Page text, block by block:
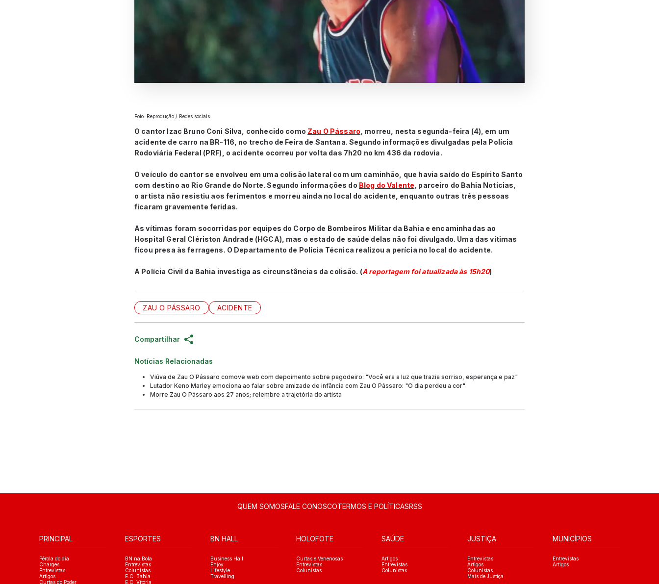
Foto: Reprodução / Redes sociais
O cantor Izac Bruno Coni Silva, conhecido como Zau O Pássaro , morreu, nesta segunda-feira (4), em um
acidente de carro na BR-116, no trecho de Feira de Santana. Segundo informações divulgadas pela Polícia
Rodoviária Federal (PRF), o acidente ocorreu por volta das 7h20 no km 436 da rodovia.
O veículo do cantor se envolveu em uma colisão lateral com um caminhão, que havia saído do Espírito Santo
com destino ao Rio Grande do Norte. Segundo informações do Blog do Valente , parceiro do Bahia Notícias,
o artista não resistiu aos ferimentos e morreu ainda no local do acidente, enquanto outras três pessoas
ficaram gravemente feridas.
As vítimas foram socorridas por equipes do Corpo de Bombeiros Militar da Bahia e encaminhadas ao
Hospital Geral Clériston Andrade (HGCA), mas o estado de saúde delas não foi divulgado. Uma das vítimas
ficou presa às ferragens. O Departamento de Polícia Técnica realizou a perícia no local do acidente.
A Polícia Civil da Bahia investiga as circunstâncias da colisão. (A reportagem foi atualizada às 15h20)
ZAU O PÁSSARO ACIDENTE
Compartilhar
Notícias Relacionadas
Viúva de Zau O Pássaro comove web com depoimento sobre pagodeiro: "Você era a luz que trazia sorriso, esperança e paz"
Lutador Keno Marley emociona ao falar sobre amizade de infância com Zau O Pássaro: "O dia perdeu a cor"
Morre Zau O Pássaro aos 27 anos; relembre a trajetória do artista
QUEM SOMOSFALE CONOSCOTERMOS E POLÍTICASRSS
PRINCIPAL
Pérola do dia
Charges
Entrevistas
Artigos
Curtas do Poder
ESPORTES
BN na Bola
Entrevistas
Colunistas
E.C. Bahia
E.C. Vitória
BN HALL
Business Hall
Enjoy
Lifestyle
Travelling
HOLOFOTE
Curtas e Venenosas
Entrevistas
Colunistas
SAÚDE
Artigos
Entrevistas
Colunistas
JUSTIÇA
Entrevistas
Artigos
Colunistas
Mais de Justiça
MUNICÍPIOS
Entrevistas
Artigos